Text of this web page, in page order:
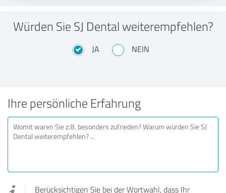
Würden Sie SJ Dental weiterempfehlen?
JA NEIN
Ihre persönliche Erfahrung
Berücksichtigen Sie bei der Wortwahl, dass Ihr